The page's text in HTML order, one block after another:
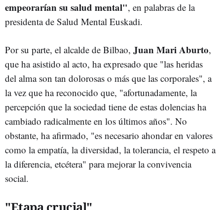
empeorarían su salud mental", en palabras de la
presidenta de Salud Mental Euskadi.
Por su parte, el alcalde de Bilbao, Juan Mari Aburto,
que ha asistido al acto, ha expresado que "las heridas
del alma son tan dolorosas o más que las corporales", a
la vez que ha reconocido que, "afortunadamente, la
percepción que la sociedad tiene de estas dolencias ha
cambiado radicalmente en los últimos años". No
obstante, ha afirmado, "es necesario ahondar en valores
como la empatía, la diversidad, la tolerancia, el respeto a
la diferencia, etcétera" para mejorar la convivencia
social.